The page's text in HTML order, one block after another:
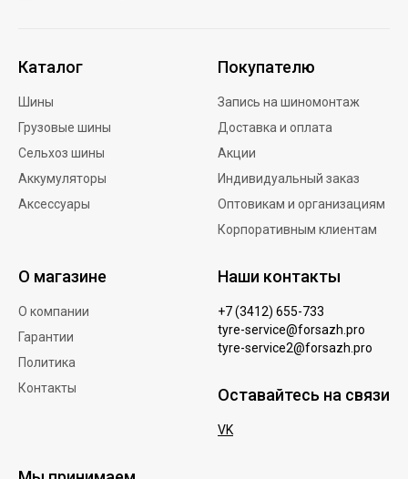
Каталог
Шины
Грузовые шины
Сельхоз шины
Аккумуляторы
Аксессуары
Покупателю
Запись на шиномонтаж
Доставка и оплата
Акции
Индивидуальный заказ
Оптовикам и организациям
Корпоративным клиентам
О магазине
О компании
Гарантии
Политика
Контакты
Наши контакты
+7 (3412) 655-733
tyre-service@forsazh.pro
tyre-service2@forsazh.pro
Оставайтесь на связи
VK